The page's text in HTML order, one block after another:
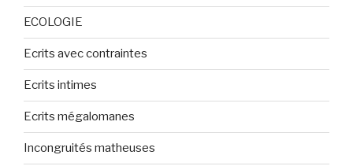
ECOLOGIE
Ecrits avec contraintes
Ecrits intimes
Ecrits mégalomanes
Incongruités matheuses